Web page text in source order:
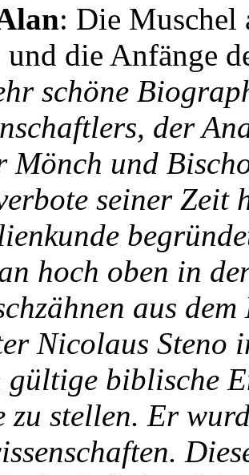
: Die Muschel
und die Anfänge
schöne
der
Mönch und
seiner Zeit
hoch oben in
aus
Nicolaus Steno
biblische
zu stellen. Er